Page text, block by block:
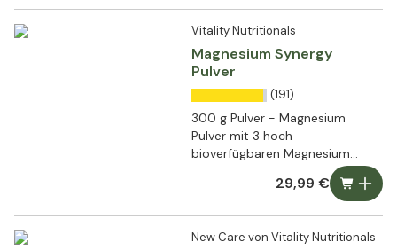
Vitality Nutritionals
Magnesium Synergy
Pulver
(191)
300 g Pulver - Magnesium
Pulver mit 3 hoch
bioverfügbaren Magnesium
29,99 €
New Care von Vitality Nutritionals